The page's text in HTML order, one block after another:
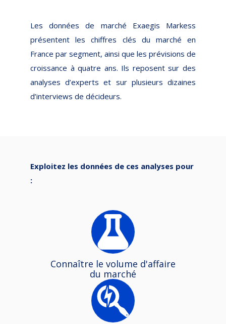
Les données de marché Exaegis Markess
présentent les chiffres clés du marché en
France par segment, ainsi que les prévisions de
croissance à quatre ans. Ils reposent sur des
analyses d’experts et sur plusieurs dizaines
d’interviews de décideurs.
Exploitez les données de ces analyses pour
:
Connaître le volume d'affaire
du marché